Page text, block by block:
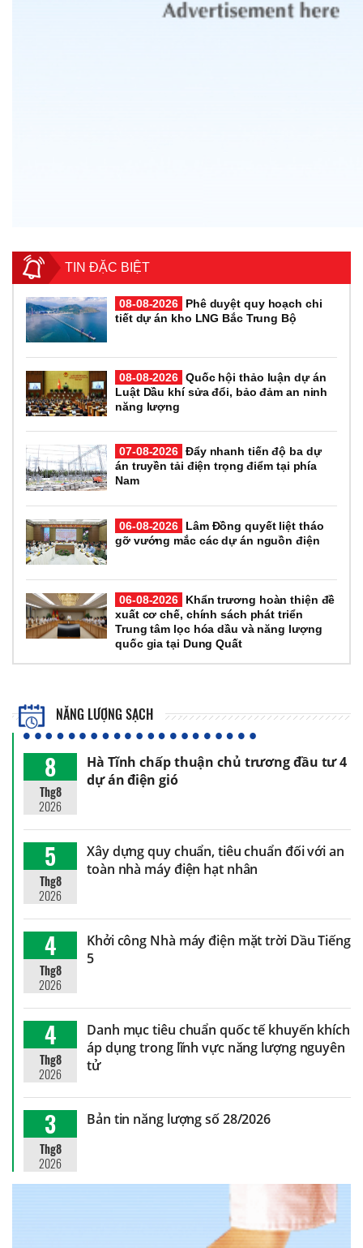
TIN ĐẶC BIỆT
08-08-2026
Phê duyệt quy hoạch chi
tiết dự án kho LNG Bắc Trung Bộ
08-08-2026 Quốc hội thảo luận dự án
Luật Dầu khí sửa đổi, bảo đảm an ninh
năng lượng
07-08-2026 Đẩy nhanh tiến độ ba dự
án truyền tải điện trọng điểm tại phía
Nam
06-08-2026
Lâm Đồng quyết liệt tháo
gỡ vướng mắc các dự án nguồn điện
06-08-2026
Khẩn trương hoàn thiện đề
xuất cơ chế, chính sách phát triển
Trung tâm lọc hóa dầu và năng lượng
quốc gia tại Dung Quất
NĂNG LƯỢNG SẠCH
8
Thg8
2026
Hà Tĩnh chấp thuận chủ trương đầu tư 4
dự án điện gió
5
Thg8
2026
Xây dựng quy chuẩn, tiêu chuẩn đối với an
toàn nhà máy điện hạt nhân
4
Thg8
2026
Khởi công Nhà máy điện mặt trời Dầu Tiếng
5
4
Thg8
2026
Danh mục tiêu chuẩn quốc tế khuyến khích
áp dụng trong lĩnh vực năng lượng nguyên
tử
3
Thg8
2026
Bản tin năng lượng số 28/2026